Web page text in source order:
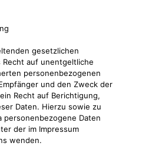
gesetzlichen
Recht auf unentgeltliche
personenbezogenen
und den Zweck der
Recht auf Berichtigung,
Daten. Hierzu sowie zu
personenbezogene Daten
der im Impressum
wenden.